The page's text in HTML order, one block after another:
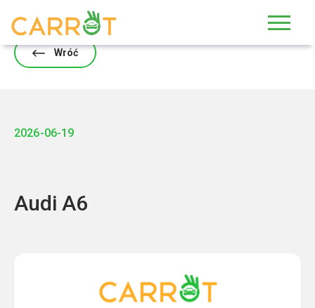
Wróć
2026-06-19
Audi A6